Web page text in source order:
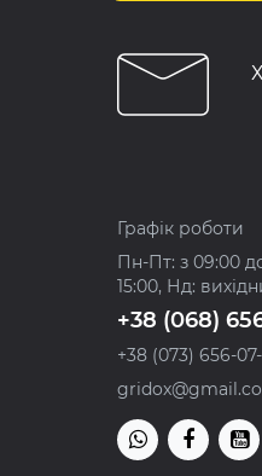
Графік роботи
Пн-Пт: з 09:00
15:00, Нд:
+38 (068)
+38 (073) 656-